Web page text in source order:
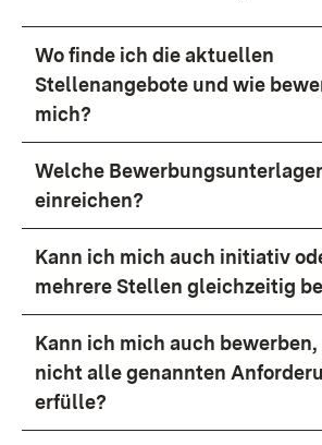
Wo finde ich die aktuellen
Stellenangebote und wie
mich?
Welche
einreichen?
Kann ich mich auch initiativ
mehrere Stellen gleichzeitig
Kann ich mich auch
nicht alle genannten
erfülle?